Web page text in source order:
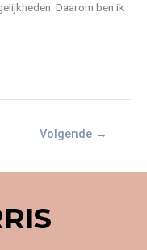
Daarom ben ik
Volgende →